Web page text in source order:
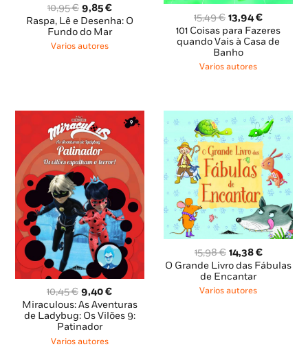
10,95€ O
preço
original
era:
9,85€O
preço
atual
Raspa, Lê e Desenha: O
Fundo do Mar
Varios autores
15,49€ O
preço
original
era:
15,49 €.
13,94€O
preço
atual
101 Coisas para Fazeres
quando Vais à Casa de
Banho
Varios autores
10,45€ O
preço
original
era:
10,45 €.
9,40€O
preço
atual
Miraculous: As Aventuras
de Ladybug: Os Vilões 9:
Patinador
Varios autores
15,98€ O
preço
original
era:
14,38€O
preço
O Grande Livro das Fábulas
de Encantar
Varios autores